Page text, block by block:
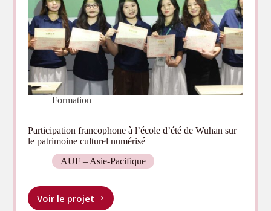
Formation
Participation francophone à l’école d’été de Wuhan sur
le patrimoine culturel numérisé
AUF – Asie-Pacifique
Voir le projetParticipation